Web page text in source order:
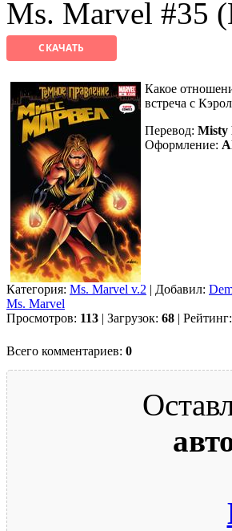
Ms. Marvel #35
СКАЧАТЬ
Какое
встреча с
Перевод: Misty
Оформление:
Категория: Ms. Marvel v.2 | Добавил:
Ms. Marvel
Просмотров: 113 | Загрузок: 68 | Рейтинг:
Всего комментариев: 0